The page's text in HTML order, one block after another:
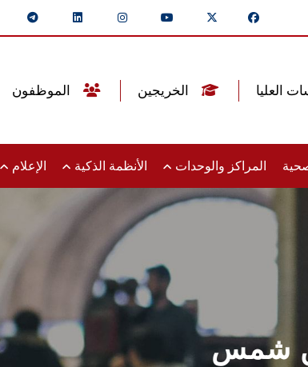
المراكز والوحدات الأنظمة الذكية الإعلام
شمس